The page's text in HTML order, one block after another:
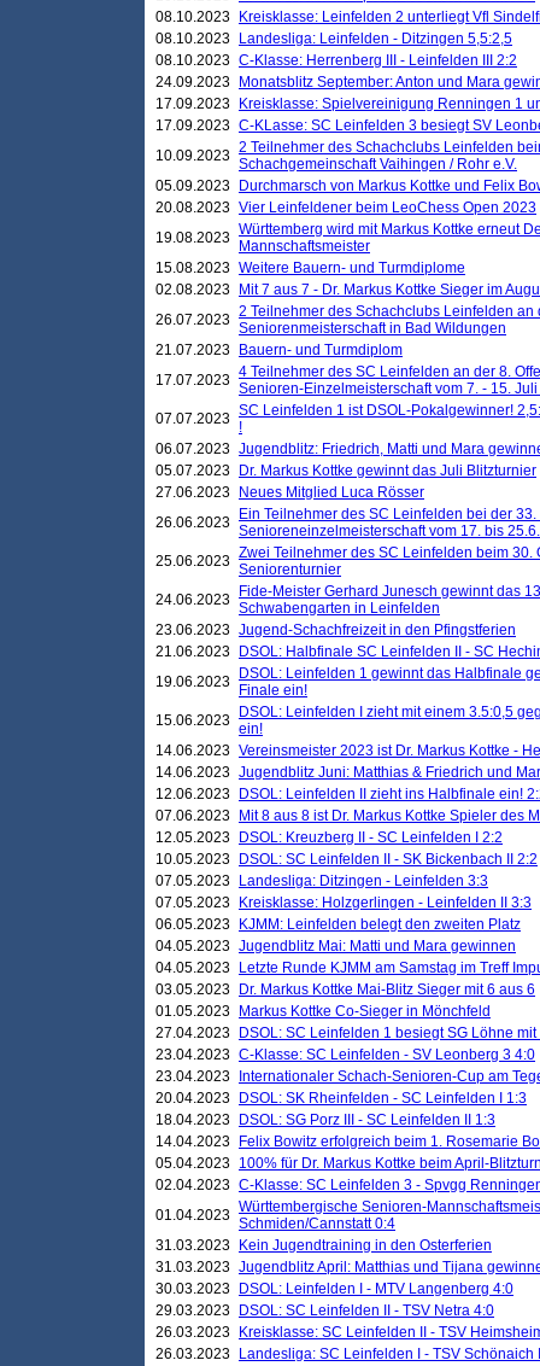
08.10.2023
Kreisklasse: Leinfelden 2 unterliegt Vfl
08.10.2023
Landesliga: Leinfelden - Ditzingen 5,5:2,5
08.10.2023 C-Klasse: Herrenberg III - Leinfelden III 2:2
24.09.2023
Monatsblitz September: Anton und Mara
17.09.2023
Kreisklasse: Spielvereinigung Renningen 1
17.09.2023 C-KLasse: SC Leinfelden 3 besiegt SV
10.09.2023 2 Teilnehmer des Schachclubs Leinfelden
Schachgemeinschaft Vaihingen / Rohr e.V.
05.09.2023
Durchmarsch von Markus Kottke und Felix
20.08.2023 Vier Leinfeldener beim LeoChess Open 2023
19.08.2023 Württemberg wird mit Markus Kottke erneut
Mannschaftsmeister
15.08.2023 Weitere Bauern- und Turmdiplome
02.08.2023
Mit 7 aus 7 - Dr. Markus Kottke Sieger im
26.07.2023 2 Teilnehmer des Schachclubs Leinfelden an
Seniorenmeisterschaft in Bad Wildungen
21.07.2023
Bauern- und Turmdiplom
17.07.2023 4 Teilnehmer des SC Leinfelden an der 8.
Senioren-Einzelmeisterschaft vom 7. - 15.
07.07.2023 SC Leinfelden 1 ist DSOL-Pokalgewinner!
!
06.07.2023 Jugendblitz: Friedrich, Matti und Mara
05.07.2023
Dr. Markus Kottke gewinnt das Juli Blitzturnier
27.06.2023
Neues Mitglied Luca Rösser
26.06.2023
Ein Teilnehmer des SC Leinfelden bei der
Senioreneinzelmeisterschaft vom 17. bis
25.06.2023 Zwei Teilnehmer des SC Leinfelden beim
Seniorenturnier
24.06.2023
Fide-Meister Gerhard Junesch gewinnt das
Schwabengarten in Leinfelden
23.06.2023 Jugend-Schachfreizeit in den Pfingstferien
21.06.2023
DSOL: Halbfinale SC Leinfelden II - SC
19.06.2023
DSOL: Leinfelden 1 gewinnt das Halbfinale
Finale ein!
15.06.2023
DSOL: Leinfelden I zieht mit einem 3.5:0,5
ein!
14.06.2023 Vereinsmeister 2023 ist Dr. Markus Kottke -
14.06.2023 Jugendblitz Juni: Matthias & Friedrich und
12.06.2023
DSOL: Leinfelden II zieht ins Halbfinale ein!
07.06.2023
Mit 8 aus 8 ist Dr. Markus Kottke Spieler des
12.05.2023
DSOL: Kreuzberg II - SC Leinfelden I 2:2
10.05.2023
DSOL: SC Leinfelden II - SK Bickenbach II 2:2
07.05.2023
Landesliga: Ditzingen - Leinfelden 3:3
07.05.2023
Kreisklasse: Holzgerlingen - Leinfelden II 3:3
06.05.2023
KJMM: Leinfelden belegt den zweiten Platz
04.05.2023 Jugendblitz Mai: Matti und Mara gewinnen
04.05.2023
Letzte Runde KJMM am Samstag im Treff
03.05.2023
Dr. Markus Kottke Mai-Blitz Sieger mit 6 aus 6
01.05.2023
Markus Kottke Co-Sieger in Mönchfeld
27.04.2023
DSOL: SC Leinfelden 1 besiegt SG Löhne mit
23.04.2023 C-Klasse: SC Leinfelden - SV Leonberg 3 4:0
23.04.2023
Internationaler Schach-Senioren-Cup am
20.04.2023
DSOL: SK Rheinfelden - SC Leinfelden I 1:3
18.04.2023
DSOL: SG Porz III - SC Leinfelden II 1:3
14.04.2023
Felix Bowitz erfolgreich beim 1. Rosemarie
05.04.2023 100% für Dr. Markus Kottke beim April-
02.04.2023 C-Klasse: SC Leinfelden 3 - Spvgg
01.04.2023 Württembergische Senioren-
Schmiden/Cannstatt 0:4
31.03.2023
Kein Jugendtraining in den Osterferien
31.03.2023 Jugendblitz April: Matthias und Tijana
30.03.2023
DSOL: Leinfelden I - MTV Langenberg 4:0
29.03.2023
DSOL: SC Leinfelden II - TSV Netra 4:0
26.03.2023
Kreisklasse: SC Leinfelden II - TSV
26.03.2023
Landesliga: SC Leinfelden I - TSV Schönaich